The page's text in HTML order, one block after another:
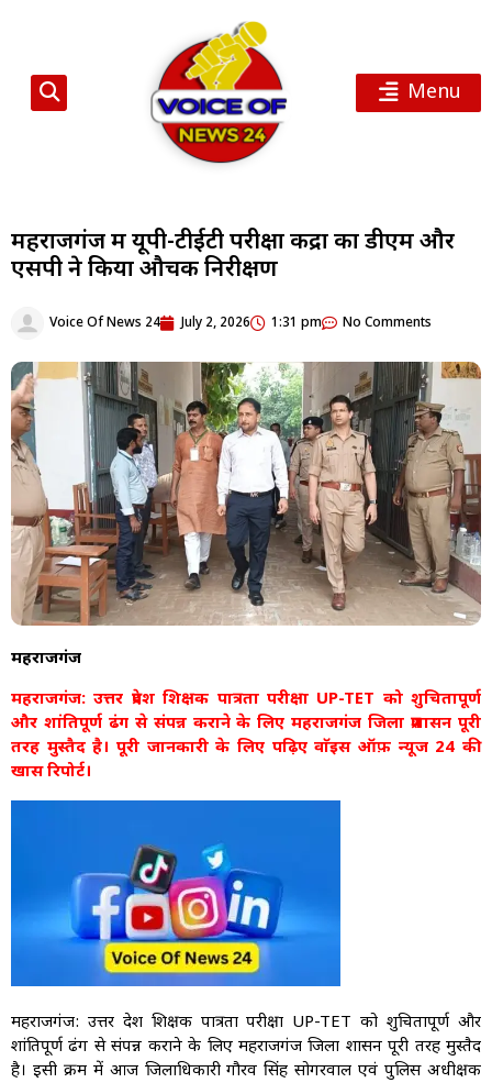
Menu
महराजगंज में यूपी-टीईटी परीक्षा केंद्रों का डीएम और
एसपी ने किया औचक निरीक्षण
Voice Of News 24 July 2, 2026 1:31 pm No Comments
महराजगंज
महराजगंज: उत्तर प्रदेश शिक्षक पात्रता परीक्षा UP-TET को शुचितापूर्ण
और शांतिपूर्ण ढंग से संपन्न कराने के लिए महराजगंज जिला प्रशासन पूरी
तरह मुस्तैद है। पूरी जानकारी के लिए पढ़िए वाॅइस ऑफ़ न्यूज 24 की
खास रिपोर्ट।
महराजगंज: उत्तर प्रदेश शिक्षक पात्रता परीक्षा UP-TET को शुचितापूर्ण और
शांतिपूर्ण ढंग से संपन्न कराने के लिए महराजगंज जिला प्रशासन पूरी तरह मुस्तैद
है। इसी क्रम में आज जिलाधिकारी गौरव सिंह सोगरवाल एवं पुलिस अधीक्षक